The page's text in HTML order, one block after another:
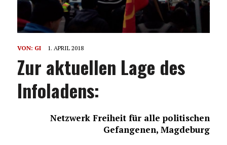
VON: GI 1. APRIL 2018
Zur aktuellen Lage des
Infoladens:
Netzwerk Freiheit für alle politischen
Gefangenen, Magdeburg